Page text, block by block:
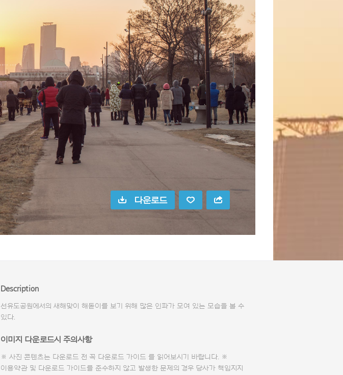
다운로드
Description
선유도공원에서의 새해맞이 해돋이를 보기 위해 많은 인파가 모여 있는 모습을 볼 수
있다.
이미지 다운로드시 주의사항
※ 사진 콘텐츠는 다운로드 전 꼭 다운로드 가이드 를 읽어보시기 바랍니다. ※
이용약관 및 다운로드 가이드를 준수하지 않고 발생한 문제의 경우 당사가 책임지지